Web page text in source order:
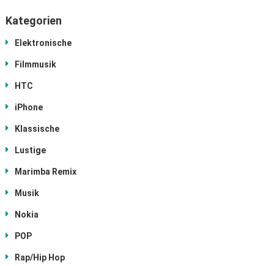
Kategorien
Elektronische
Filmmusik
HTC
iPhone
Klassische
Lustige
Marimba Remix
Musik
Nokia
POP
Rap/Hip Hop